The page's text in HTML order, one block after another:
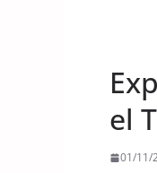
el
01/11/